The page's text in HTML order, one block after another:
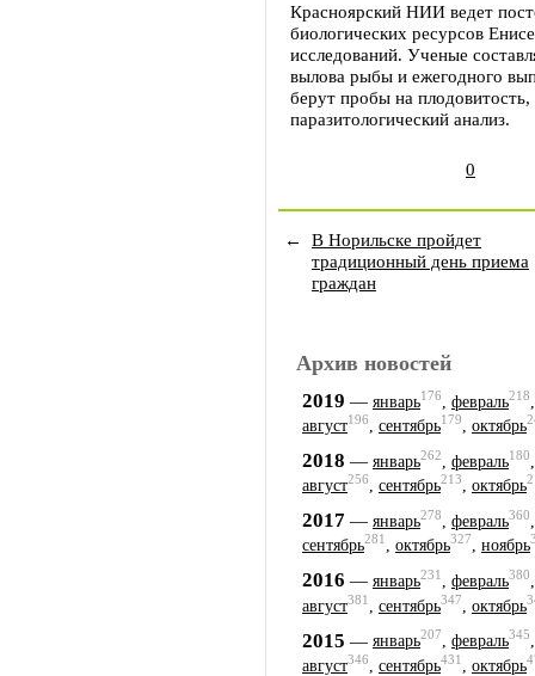
Красноярский НИИ ведет
биологических ресурсов
исследований. Ученые
вылова рыбы и ежегодного
берут пробы на
паразитологический анализ.
0
←
В Норильске пройдет
традиционный день приема
граждан
Архив новостей
2019 — январь176 февраль218
август196, сентябрь179, октябрь
2018 — январь262 февраль180
август256, сентябрь213, октябрь
2017 — январь278 февраль360
сентябрь281, октябрь327, ноябрь
2016 — январь231 февраль380
август381 сентябрь347 октябрь
2015 — январь207, февраль345
август346 сентябрь431 октябрь